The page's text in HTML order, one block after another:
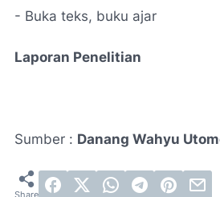
- Buka teks, buku ajar
Laporan Penelitian
Sumber : Danang Wahyu